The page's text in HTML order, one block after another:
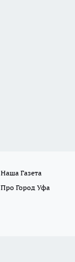
Наша Газета
Про Город Уфа